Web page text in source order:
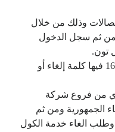
وذلك من خلال
ثم سجل الدخول
تون.
إرسال رسالة SMS إلى رقم 1600 فيها كلمة إلغاء أو
أي من فروع شركة
الجمهورية ومن ثم
الغاء خدمة الكول